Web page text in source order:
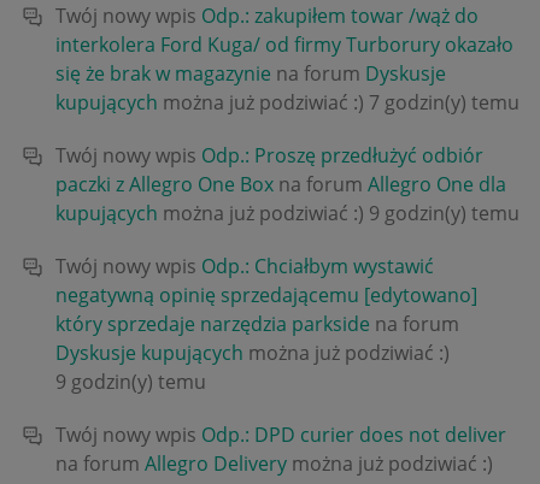
Twój nowy wpis Odp.: zakupiłem towar /wąż do
interkolera Ford Kuga/ od firmy Turborury okazało
się że brak w magazynie na forum Dyskusje
kupujących można już podziwiać :) 7 godzin(y) temu
Twój nowy wpis Odp.: Proszę przedłużyć odbiór
paczki z Allegro One Box na forum Allegro One dla
kupujących można już podziwiać :) 9 godzin(y) temu
Twój nowy wpis Odp.: Chciałbym wystawić
negatywną opinię sprzedającemu [edytowano]
który sprzedaje narzędzia parkside na forum
Dyskusje kupujących można już podziwiać :)
9 godzin(y) temu
Twój nowy wpis Odp.: DPD curier does not deliver
na forum Allegro Delivery można już podziwiać :)